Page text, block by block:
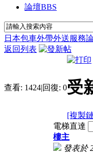
論壇BBS
日本包車外帶外送服務
返回列表
查看: 1424|回復: 0受
[複製
電梯直達
樓主
發表於